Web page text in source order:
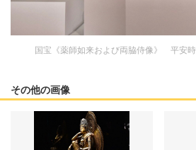
国宝《薬師如来および両脇侍像》 平
その他の画像